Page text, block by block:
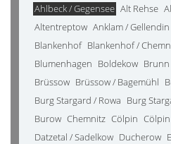
Ahlbeck / Gegensee Alt Rehse
Altentreptow Anklam / Gellendin
Blankenhof Blankenhof /
Blumenhagen Boldekow Brunn
Brüssow Brüssow / Bagemühl
Burg Stargard / Rowa Burg
Burow Chemnitz Cölpin
Datzetal / Sadelkow Ducherow